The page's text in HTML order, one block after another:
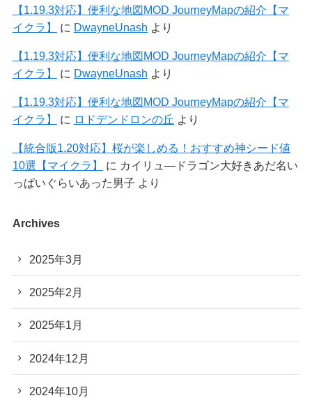
【1.19.3対応】便利な地図MOD JourneyMapの紹介【マ
イクラ】
に DwayneUnash より
【1.19.3対応】便利な地図MOD JourneyMapの紹介【マ
イクラ】
に DwayneUnash より
【1.19.3対応】便利な地図MOD JourneyMapの紹介【マ
イクラ】
に ロドデンドロンの丘 より
【統合版1.20対応】桜が楽しめる！おすすめ神シード値
10選【マイクラ】
に カイリュ―ドラゴン大好きあだ名い
っぱいぐらいあった男子 より
Archives
2025年3月
2025年2月
2025年1月
2024年12月
2024年10月